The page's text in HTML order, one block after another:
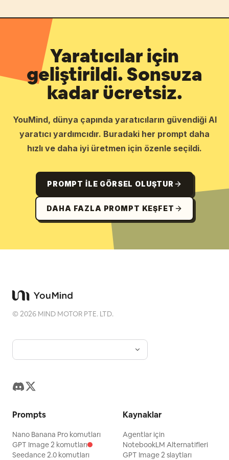
Yaratıcılar için
geliştirildi. Sonsuza
kadar ücretsiz.
YouMind, dünya çapında yaratıcıların güvendiği AI
yaratıcı yardımcıdır. Buradaki her prompt daha
hızlı ve daha iyi üretmen için özenle seçildi.
PROMPT ILE GÖRSEL OLUŞTUR
DAHA FAZLA PROMPT KEŞFET
©2026 MIND MOTOR PTE. LTD.
Prompts
Nano Banana Pro komutları
GPT Image 2 komutları
Seedance 2.0 komutları
Kaynaklar
Agentlar için
NotebookLM Alternatifleri
GPT Image 2 slaytları